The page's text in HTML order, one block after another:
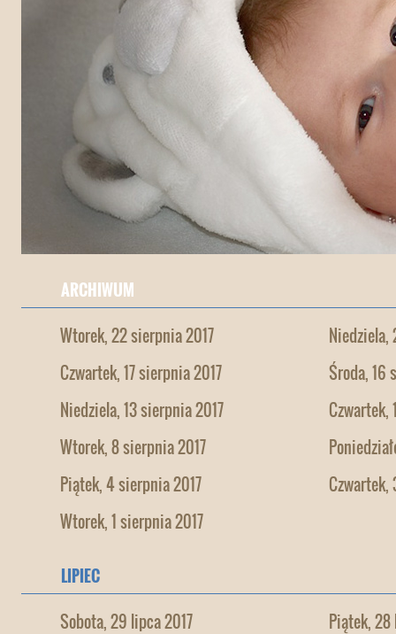
ARCHIWUM
Wtorek, 22 sierpnia 2017
Niedziela,
Czwartek, 17 sierpnia 2017
Środa, 16
Niedziela, 13 sierpnia 2017
Czwartek,
Wtorek, 8 sierpnia 2017
Piątek, 4 sierpnia 2017
Czwartek,
Wtorek, 1 sierpnia 2017
LIPIEC
Sobota, 29 lipca 2017
Piątek, 28